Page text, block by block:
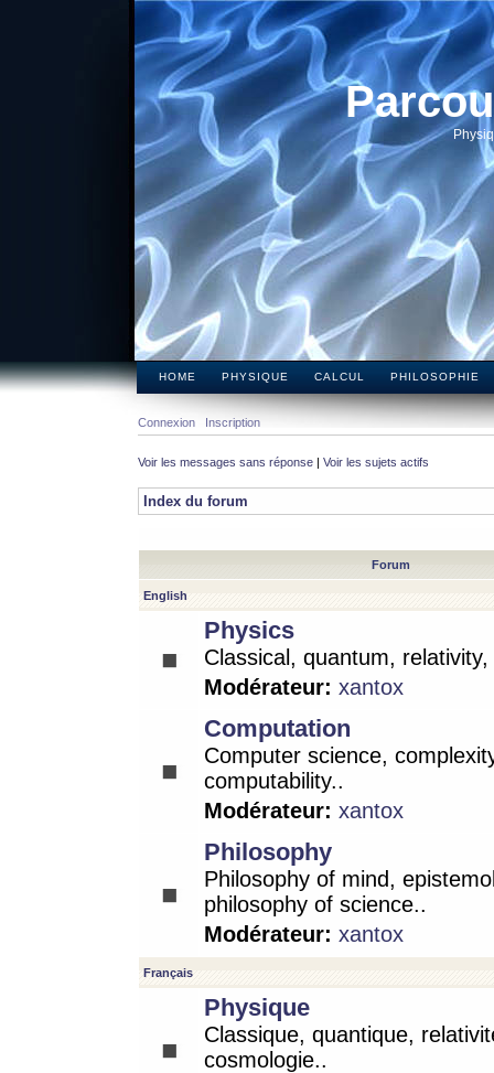
HOME PHYSIQUE CALCUL PHILOSOPHIE
Connexion Inscription
Voir les messages sans réponse | Voir les sujets actifs
Index du forum
Forum
English
Physics
Classical, quantum,
Modérateur: xantox
Computation
Computer science,
computability..
Modérateur: xantox
Philosophy
Philosophy of mind,
philosophy of science..
Modérateur: xantox
Français
Physique
Classique, quantique,
cosmologie..